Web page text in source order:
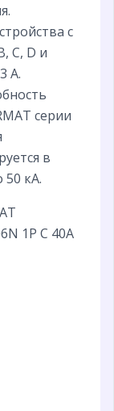
с
C, D и
А.
серии
в
50 кА.
1P C 40А